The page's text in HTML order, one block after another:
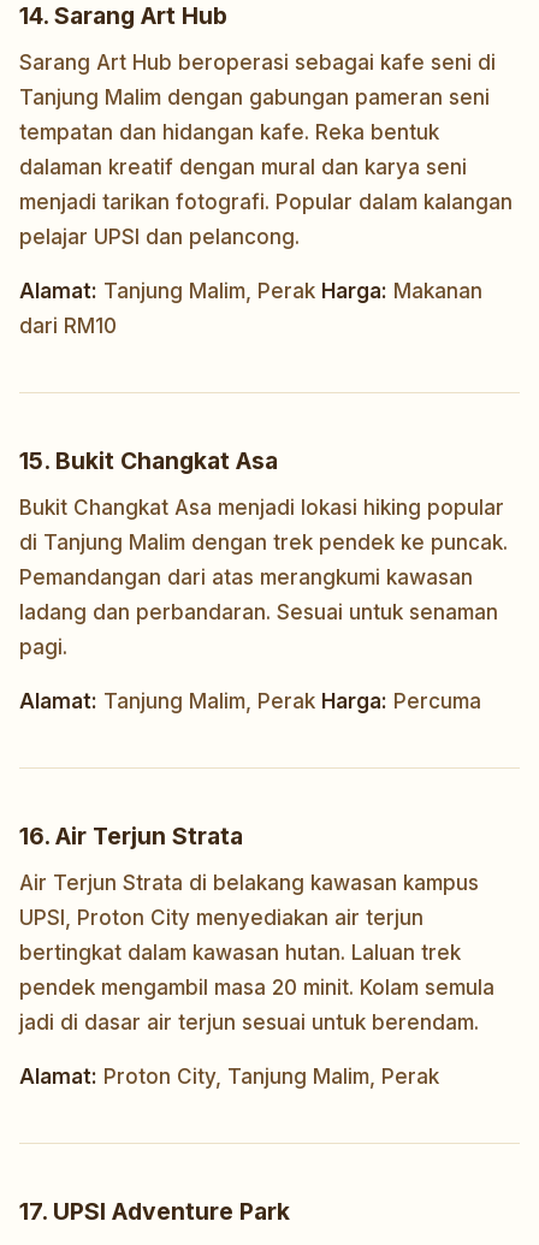
14. Sarang Art Hub
Sarang Art Hub beroperasi sebagai kafe seni di
Tanjung Malim dengan gabungan pameran seni
tempatan dan hidangan kafe. Reka bentuk
dalaman kreatif dengan mural dan karya seni
menjadi tarikan fotografi. Popular dalam kalangan
pelajar UPSI dan pelancong.
Alamat: Tanjung Malim, Perak Harga: Makanan
dari RM10
15. Bukit Changkat Asa
Bukit Changkat Asa menjadi lokasi hiking popular
di Tanjung Malim dengan trek pendek ke puncak.
Pemandangan dari atas merangkumi kawasan
ladang dan perbandaran. Sesuai untuk senaman
pagi.
Alamat: Tanjung Malim, Perak Harga: Percuma
16. Air Terjun Strata
Air Terjun Strata di belakang kawasan kampus
UPSI, Proton City menyediakan air terjun
bertingkat dalam kawasan hutan. Laluan trek
pendek mengambil masa 20 minit. Kolam semula
jadi di dasar air terjun sesuai untuk berendam.
Alamat: Proton City, Tanjung Malim, Perak
17. UPSI Adventure Park